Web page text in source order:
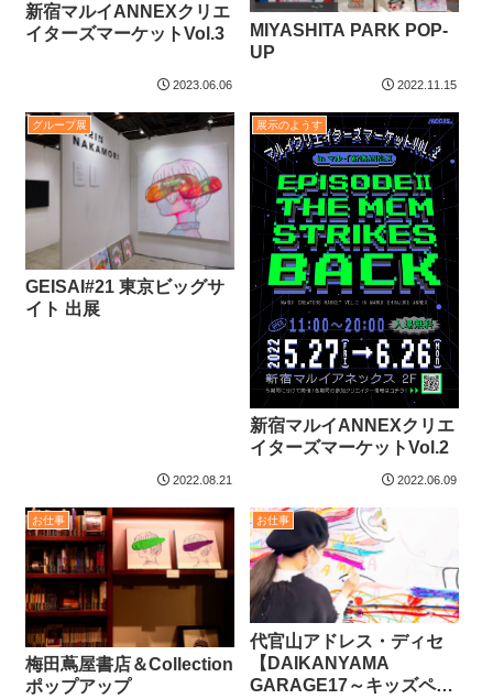
新宿マルイANNEXクリエ
イターズマーケットVol.3
2023.06.06
MIYASHITA PARK POP-
UP
2022.11.15
グループ展
GEISAI#21 東京ビッグサ
イト 出展
2022.08.21
展示のようす
​新宿マルイANNEXクリエ
イターズマーケットVol.2
2022.06.09
お仕事
梅田蔦屋書店＆Collection
ポップアップ
お仕事
代官山アドレス・ディセ
【DAIKANYAMA
GARAGE17～キッズペイ